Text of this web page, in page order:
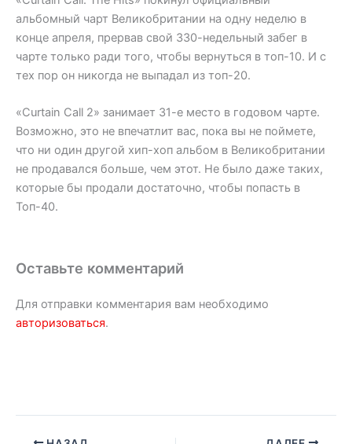
альбомный чарт Великобритании на одну неделю в
конце апреля, прервав свой 330-недельный забег в
чарте только ради того, чтобы вернуться в топ-10. И с
тех пор он никогда не выпадал из топ-20.
«Curtain Call 2» занимает 31-е место в годовом чарте.
Возможно, это не впечатлит вас, пока вы не поймете,
что ни один другой хип-хоп альбом в Великобритании
не продавался больше, чем этот. Не было даже таких,
которые бы продали достаточно, чтобы попасть в
Топ-40.
Оставьте комментарий
Для отправки комментария вам необходимо
авторизоваться.